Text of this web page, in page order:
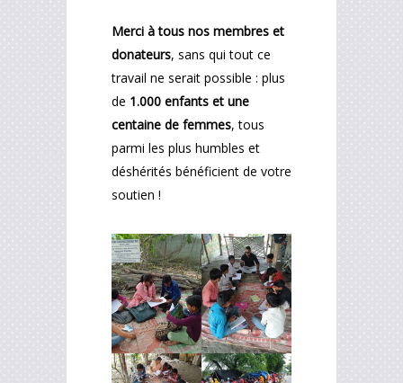
Merci à tous nos membres et
donateurs, sans qui tout ce
travail ne serait possible : plus
de 1.000 enfants et une
centaine de femmes, tous
parmi les plus humbles et
déshérités bénéficient de votre
soutien !